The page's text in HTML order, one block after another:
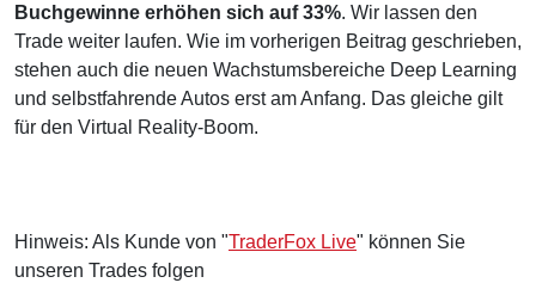
Buchgewinne erhöhen sich auf 33%. Wir lassen den
Trade weiter laufen. Wie im vorherigen Beitrag geschrieben,
stehen auch die neuen Wachstumsbereiche Deep Learning
und selbstfahrende Autos erst am Anfang. Das gleiche gilt
für den Virtual Reality-Boom.
Hinweis: Als Kunde von "TraderFox Live" können Sie
unseren Trades folgen